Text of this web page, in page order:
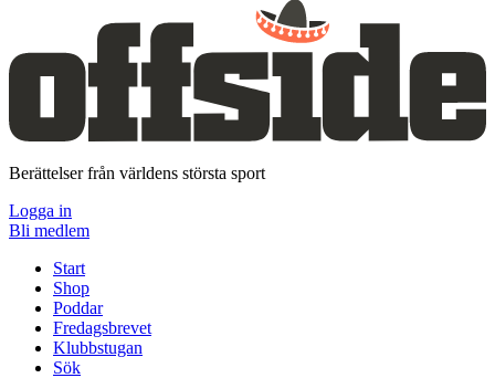
Berättelser från världens största sport
Logga in
Bli medlem
Start
Shop
Poddar
Fredagsbrevet
Klubbstugan
Sök